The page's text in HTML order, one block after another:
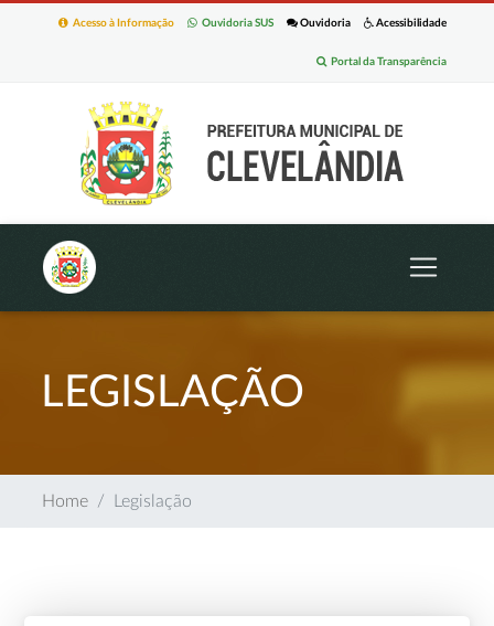
Acessibilidade
Ouvidoria
Ouvidoria SUS
Acesso à Informação
Portal da Transparência
LEGISLAÇÃO
Home Legislação